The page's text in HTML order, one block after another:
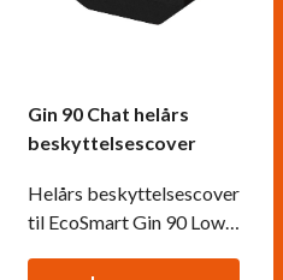
Gin 90 Chat helårs
beskyttelsescover
Helårs beskyttelsescover
til EcoSmart Gin 90 Low.